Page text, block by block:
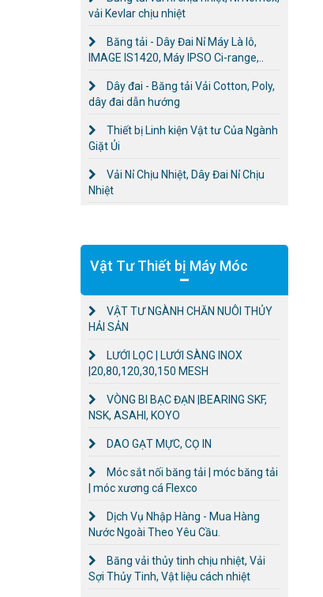
vải Kevlar chịu nhiệt
Băng tải - Dây Đai Nỉ Máy Là lô,
IMAGE IS1420, Máy IPSO Ci-range,..
Dây đai - Băng tải Vải Cotton, Poly,
dây đai dẫn hướng
Thiết bị Linh kiện Vật tư Của Ngành
Giặt Ủi
Vải Nỉ Chịu Nhiệt, Dây Đai Nỉ Chịu
Nhiệt
Vật Tư Thiết bị Máy Móc
VẬT TƯ NGÀNH CHĂN NUÔI THỦY
HẢI SẢN
LƯỚI LỌC | LƯỚI SÀNG INOX
|20,80,120,30,150 MESH
VÒNG BI BẠC ĐẠN |BEARING SKF,
NSK, ASAHI, KOYO
DAO GẠT MỰC, CỌ IN
Móc sắt nối băng tải | móc băng tải
| móc xương cá Flexco
Dịch Vụ Nhập Hàng - Mua Hàng
Nước Ngoài Theo Yêu Cầu.
Băng vải thủy tinh chịu nhiệt, Vải
Sợi Thủy Tinh, Vật liệu cách nhiệt